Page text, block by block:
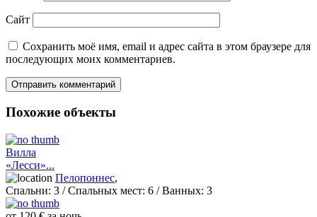
Сайт
Сохранить моё имя, email и адрес сайта в этом браузере для
последующих моих комментариев.
Похожие объекты
Вилла
«Лесси»...
Пелопоннес,
Спальни: 3 / Спальных мест: 6 /Ванных: 3